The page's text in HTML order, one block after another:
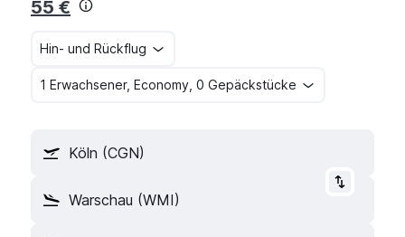
55 €
Hin- und Rückflug
1 Erwachsener, Economy, 0 Gepäckstücke
Köln (CGN)
Warschau (WMI)